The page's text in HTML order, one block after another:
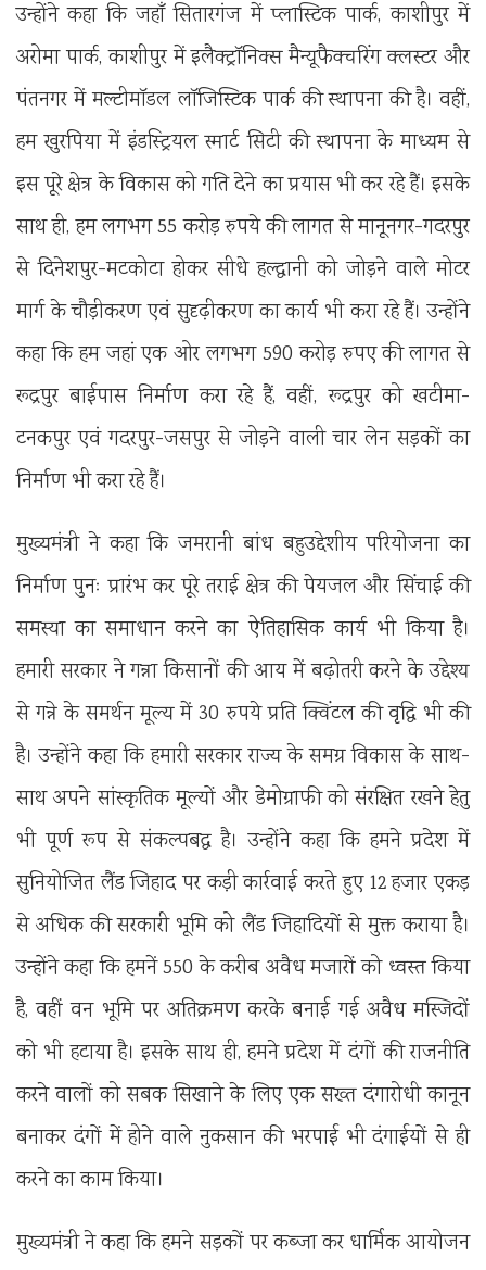
उन्होंने कहा कि जहाँ सितारगंज में प्लास्टिक पार्क, काशीपुर में
अरोमा पार्क, काशीपुर में इलैक्ट्रॉनिक्स मैन्यूफैक्चरिंग क्लस्टर और
पंतनगर में मल्टीमॉडल लॉजिस्टिक पार्क की स्थापना की है। वहीं,
हम खुरपिया में इंडस्ट्रियल स्मार्ट सिटी की स्थापना के माध्यम से
इस पूरे क्षेत्र के विकास को गति देने का प्रयास भी कर रहे हैं। इसके
साथ ही, हम लगभग 55 करोड़ रुपये की लागत से मानूनगर-गदरपुर
से दिनेशपुर-मटकोटा होकर सीधे हल्द्वानी को जोड़ने वाले मोटर
मार्ग के चौड़ीकरण एवं सुदृढ़ीकरण का कार्य भी करा रहे हैं। उन्होंने
कहा कि हम जहां एक ओर लगभग 590 करोड़ रुपए की लागत से
रूद्रपुर बाईपास निर्माण करा रहे हैं, वहीं, रूद्रपुर को खटीमा-
टनकपुर एवं गदरपुर-जसपुर से जोड़ने वाली चार लेन सड़कों का
निर्माण भी करा रहे हैं।
मुख्यमंत्री ने कहा कि जमरानी बांध बहुउद्देशीय परियोजना का
निर्माण पुनः प्रारंभ कर पूरे तराई क्षेत्र की पेयजल और सिंचाई की
समस्या का समाधान करने का ऐतिहासिक कार्य भी किया है।
हमारी सरकार ने गन्ना किसानों की आय में बढ़ोतरी करने के उद्देश्य
से गन्ने के समर्थन मूल्य में 30 रुपये प्रति क्विंटल की वृद्धि भी की
है। उन्होंने कहा कि हमारी सरकार राज्य के समग्र विकास के साथ-
साथ अपने सांस्कृतिक मूल्यों और डेमोग्राफी को संरक्षित रखने हेतु
भी पूर्ण रूप से संकल्पबद्ध है। उन्होंने कहा कि हमने प्रदेश में
सुनियोजित लैंड जिहाद पर कड़ी कार्रवाई करते हुए 12 हजार एकड़
से अधिक की सरकारी भूमि को लैंड जिहादियों से मुक्त कराया है।
उन्होंने कहा कि हमनें 550 के करीब अवैध मजारों को ध्वस्त किया
है, वहीं वन भूमि पर अतिक्रमण करके बनाई गई अवैध मस्जिदों
को भी हटाया है। इसके साथ ही, हमने प्रदेश में दंगों की राजनीति
करने वालों को सबक सिखाने के लिए एक सख्त दंगारोधी कानून
बनाकर दंगों में होने वाले नुकसान की भरपाई भी दंगाईयों से ही
करने का काम किया।
मुख्यमंत्री ने कहा कि हमने सड़कों पर कब्जा कर धार्मिक आयोजन